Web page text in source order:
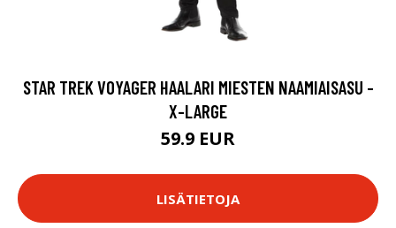
STAR TREK VOYAGER HAALARI MIESTEN NAAMIAISASU -
X-LARGE
59.9 EUR
LISÄTIETOJA